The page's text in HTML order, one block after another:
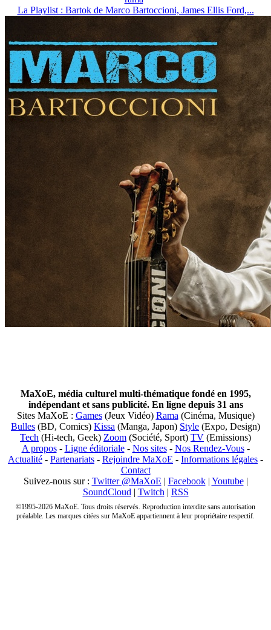
La Playlist : Bartok de Marco Bartoccioni, James Ellis Ford,...
MaXoE, média culturel multi-thématique fondé en 1995,
indépendant et sans publicité. En ligne depuis 31 ans
Sites MaXoE : Games(Jeux Vidéo) Rama (Cinéma, Musique)
Bulles (BD, Comics) Kissa (Manga, Japon) Style (Expo, Design)
Tech (Hi-tech, Geek) Zoom (Société, Sport) TV (Emissions)
A propos- Ligne éditoriale- Nos sites- Nos Rendez-Vous-
Actualité - Partenariats - Rejoindre MaXoE - Informations légales -
Contact
Suivez-nous sur : Twitter @MaXoE | Facebook| Youtube|
SoundCloud | Twitch | RSS
©1995-2026 MaXoE. Tous droits réservés. Reproduction interdite sans autorisation
préalable. Les marques citées sur MaXoE appartiennent à leur propriétaire respectif.